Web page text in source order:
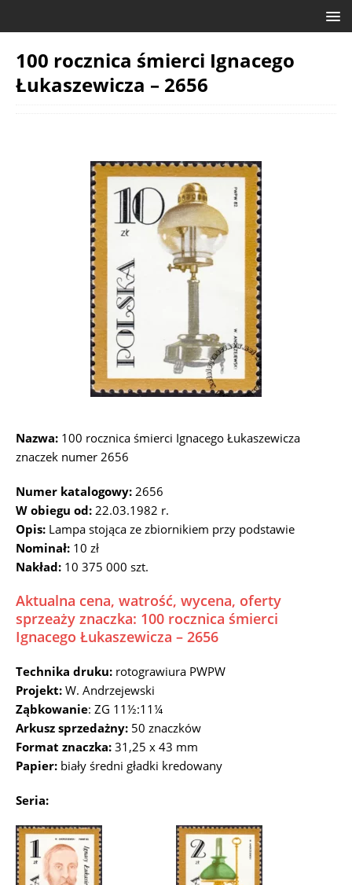
100 rocznica śmierci Ignacego
Łukaszewicza – 2656
Nazwa: 100 rocznica śmierci Ignacego Łukaszewicza
znaczek numer 2656
Numer katalogowy: 2656
W obiegu od: 22.03.1982 r.
Opis: Lampa stojąca ze zbiornikiem przy podstawie
Nominał: 10 zł
Nakład: 10 375 000 szt.
Aktualna cena, watrość, wycena, oferty
sprzeaży znaczka: 100 rocznica śmierci
Ignacego Łukaszewicza – 2656
Technika druku: rotograwiura PWPW
Projekt: W. Andrzejewski
Ząbkowanie: ZG 11½:11¼
Arkusz sprzedażny: 50 znaczków
Format znaczka: 31,25 x 43 mm
Papier: biały średni gładki kredowany
Seria: